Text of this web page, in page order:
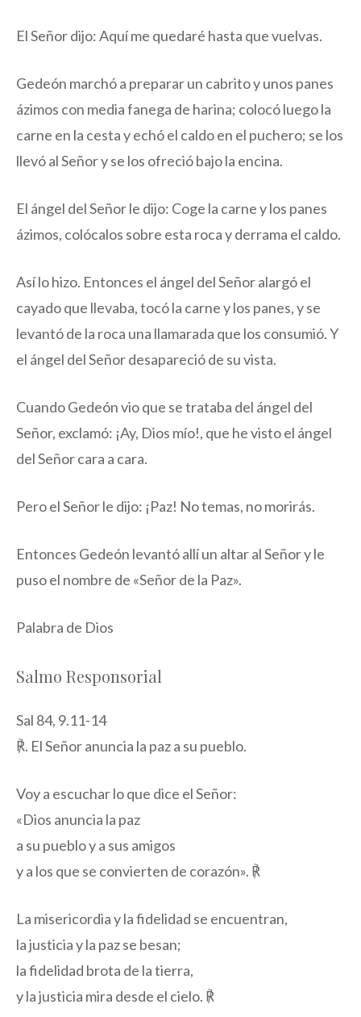
El Señor dijo: Aquí me quedaré hasta que vuelvas.
Gedeón marchó a preparar un cabrito y unos panes
ázimos con media fanega de harina; colocó luego la
carne en la cesta y echó el caldo en el puchero; se los
llevó al Señor y se los ofreció bajo la encina.
El ángel del Señor le dijo: Coge la carne y los panes
ázimos, colócalos sobre esta roca y derrama el caldo.
Así lo hizo. Entonces el ángel del Señor alargó el
cayado que llevaba, tocó la carne y los panes, y se
levantó de la roca una llamarada que los consumió. Y
el ángel del Señor desapareció de su vista.
Cuando Gedeón vio que se trataba del ángel del
Señor, exclamó: ¡Ay, Dios mío!, que he visto el ángel
del Señor cara a cara.
Pero el Señor le dijo: ¡Paz! No temas, no morirás.
Entonces Gedeón levantó allí un altar al Señor y le
puso el nombre de «Señor de la Paz».
Palabra de Dios
Salmo Responsorial
Sal 84, 9.11-14
℟. El Señor anuncia la paz a su pueblo.
Voy a escuchar lo que dice el Señor:
«Dios anuncia la paz
a su pueblo y a sus amigos
y a los que se convierten de corazón». ℟
La misericordia y la fidelidad se encuentran,
la justicia y la paz se besan;
la fidelidad brota de la tierra,
y la justicia mira desde el cielo. ℟